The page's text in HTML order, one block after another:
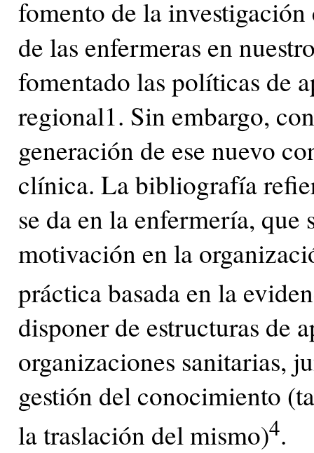
fomento de la investigación
de las enfermeras en
fomentado las políticas de
regional1. Sin embargo,
generación de ese nuevo
clínica. La bibliografía
se da en la enfermería,
motivación en la
práctica basada en la
disponer de estructuras de
organizaciones sanitarias,
gestión del conocimiento
la traslación del mismo)4.